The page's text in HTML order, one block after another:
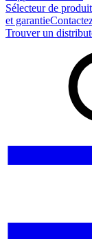
Sélecteur de
et garantie
Trouver un